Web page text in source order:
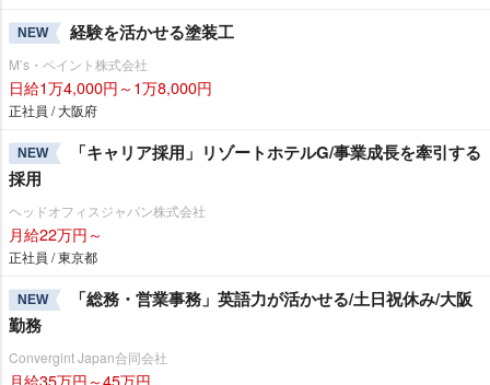
NEW 経験を活かせる塗装工
M’s・ペイント株式会社
日給1万4,000円～1万8,000円
正社員 / 大阪府
NEW
「キャリア採用」リゾートホテルG/事業成長を牽引する
採用
ヘッドオフィスジャパン株式会社
月給22万円～
正社員 / 東京都
NEW
「総務・営業事務」英語力が活かせる/土日祝休み/大阪
勤務
Convergint Japan合同会社
月給35万円～45万円